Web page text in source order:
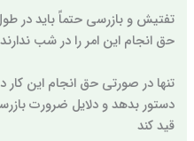
تفتیش و بازرسی حتماً باید در
حق انجام این امر را در شب ندارند
تنها در صورتی حق انجام این کار
دستور بدهد و دلایل ضرورت
قید کند